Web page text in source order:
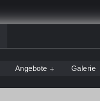
Angebote Galerie